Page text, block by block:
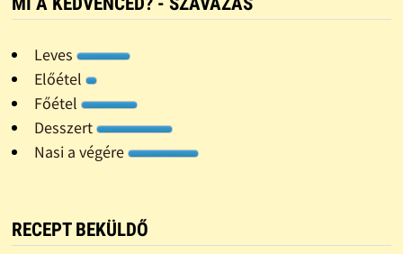
Leves
Előétel
Főétel
Desszert
Nasi a végére
RECEPT BEKÜLDŐ